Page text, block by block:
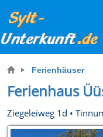
Ferienhäuser
Ferienhaus
Ziegeleiweg 1d •